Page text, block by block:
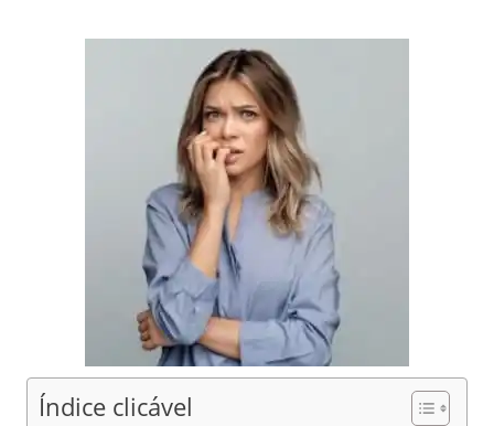
Índice clicável